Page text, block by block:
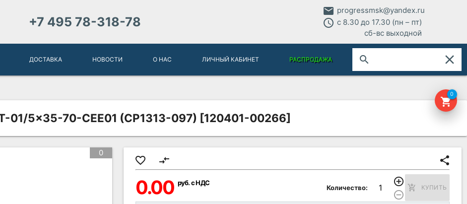
+7 495 78-318-78
email progressmsk@yandex.ru
access_time с 8.30 до 17.30 (пн – пт)
сб-вс выходной
ДОСТАВКА НОВОСТИ О НАС ЛИЧНЫЙ КАБИНЕТ РАСПРОДАЖА search close
shopping_cart
0
01/5x35-70-CEE01 (CP1313-097) [120401-00266]
0
favorite_border compare_arrows share
0.00 руб. с НДС
Количество:
add_circle_outline
remove_circle_outline
add_shopping_cart КУПИТЬ